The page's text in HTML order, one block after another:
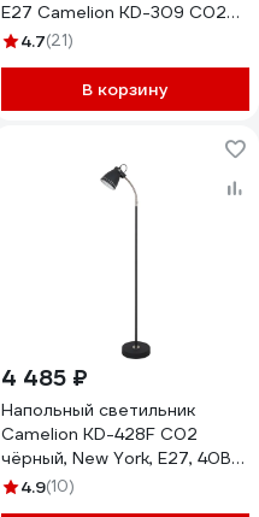
E27 Camelion KD-309 C02
11484
4.7(21)
В корзину
4 485 ₽
Напольный светильник
Camelion KD-428F С02
чёрный, New York, E27, 40Вт,
230В, металл 13049
4.9(10)